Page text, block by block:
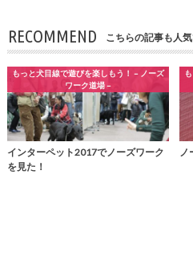
RECOMMEND こちらの記事も人気
もっと犬目線で遊びを楽しもう！ – ノーズ
ワーク道場 –
インターペット2017でノーズワーク
を見た！
ノ